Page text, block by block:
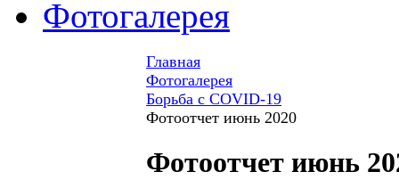
Фотогалерея
Главная
Фотогалерея
Борьба с COVID-19
Фотоотчет июнь 2020
Фотоотчет июнь